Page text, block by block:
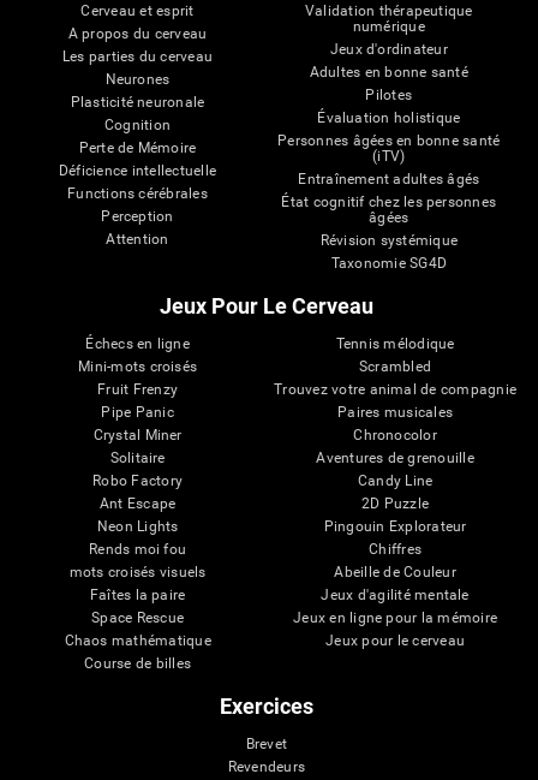
Cerveau et esprit
A propos du cerveau
Les parties du cerveau
Neurones
Plasticité neuronale
Cognition
Perte de Mémoire
Déficience intellectuelle
Functions cérébrales
Perception
Attention
Validation thérapeutique
numérique
Jeux d'ordinateur
Adultes en bonne santé
Pilotes
Évaluation holistique
Personnes âgées en bonne santé
(iTV)
Entraînement adultes âgés
État cognitif chez les personnes
âgées
Révision systémique
Taxonomie SG4D
Jeux Pour Le Cerveau
Échecs en ligne
Mini-mots croisés
Fruit Frenzy
Pipe Panic
Crystal Miner
Solitaire
Robo Factory
Ant Escape
Neon Lights
Rends moi fou
mots croisés visuels
Faîtes la paire
Space Rescue
Chaos mathématique
Course de billes
Tennis mélodique
Scrambled
Trouvez votre animal de compagnie
Paires musicales
Chronocolor
Aventures de grenouille
Candy Line
2D Puzzle
Pingouin Explorateur
Chiffres
Abeille de Couleur
Jeux d'agilité mentale
Jeux en ligne pour la mémoire
Jeux pour le cerveau
Exercices
Brevet
Revendeurs